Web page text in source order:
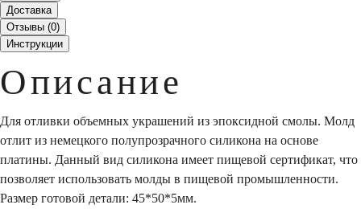
Доставка
Отзывы (0)
Инструкции
Описание
Для отливки объемных украшений из эпоксидной смолы. Молд
отлит из немецкого полупрозрачного силикона на основе
платины. Данный вид силикона имеет пищевой сертификат, что
позволяет использовать молды в пищевой промышленности.
Размер готовой детали: 45*50*5мм.